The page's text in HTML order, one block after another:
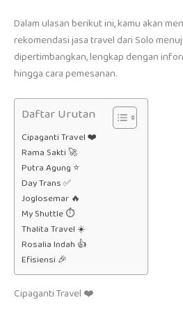
Dalam ulasan berikut ini, kamu akan
rekomendasi jasa travel dari Solo
dipertimbangkan, lengkap dengan
hingga cara pemesanan.
Daftar Urutan
Cipaganti Travel ❤️
Rama Sakti 🚀
Putra Agung ⭐
Day Trans ✅
Joglosemar 🔥
My Shuttle ⏱️
Thalita Travel ☀️
Rosalia Indah 👍
Efisiensi 🎉
Cipaganti Travel ❤️